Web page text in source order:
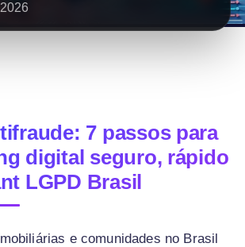
7 passos para
digital seguro, rápido
LGPD Brasil
e comunidades no Brasil